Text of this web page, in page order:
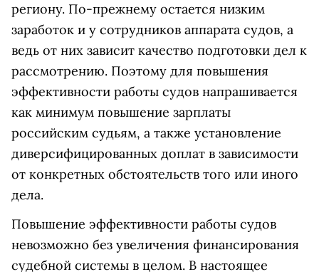
региону. По-прежнему остается низким
заработок и у сотрудников аппарата судов, а
ведь от них зависит качество подготовки дел к
рассмотрению. Поэтому для повышения
эффективности работы судов напрашивается
как минимум повышение зарплаты
российским судьям, а также установление
диверсифицированных доплат в зависимости
от конкретных обстоятельств того или иного
дела.
Повышение эффективности работы судов
невозможно без увеличения финансирования
судебной системы в целом. В настоящее